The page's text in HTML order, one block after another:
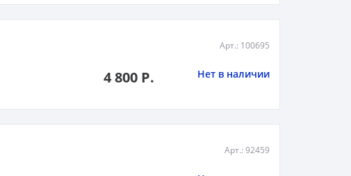
Арт.: 100695
4 800 Р. Нет в наличии
Арт.: 92459